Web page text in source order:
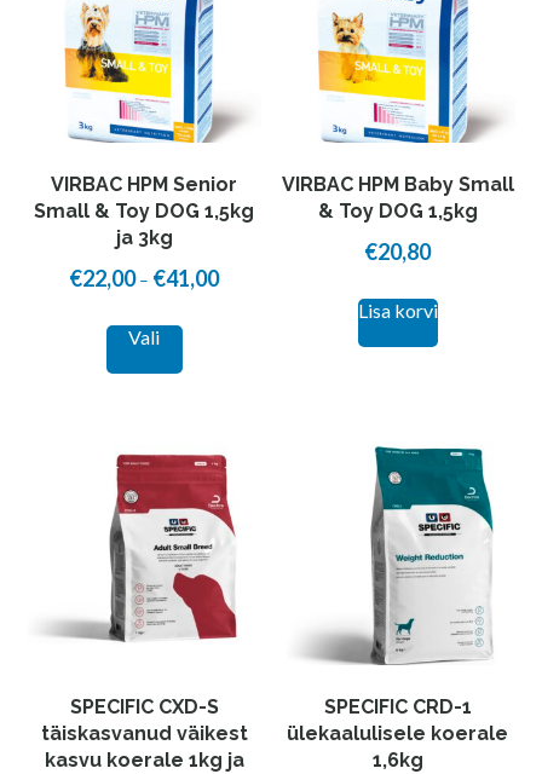
VIRBAC HPM Senior
Small & Toy DOG 1,5kg
ja 3kg
€22,00 – €41,00Price
Vali
This
variants.
The
options
may
be
chosen
the
product
page
VIRBAC HPM Baby Small
& Toy DOG 1,5kg
€20,80
Lisa korvi
SPECIFIC CXD-S
täiskasvanud väikest
kasvu koerale 1kg ja
SPECIFIC CRD-1
ülekaalulisele koerale
1,6kg